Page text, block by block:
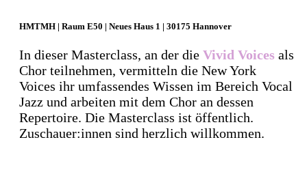
HMTMH | Raum E50 | Neues Haus 1 | 30175 Hannover
In dieser Masterclass, an der die Vivid Voices als
Chor teilnehmen, vermitteln die New York
Voices ihr umfassendes Wissen im Bereich Vocal
Jazz und arbeiten mit dem Chor an dessen
Repertoire. Die Masterclass ist öffentlich.
Zuschauer:innen sind herzlich willkommen.